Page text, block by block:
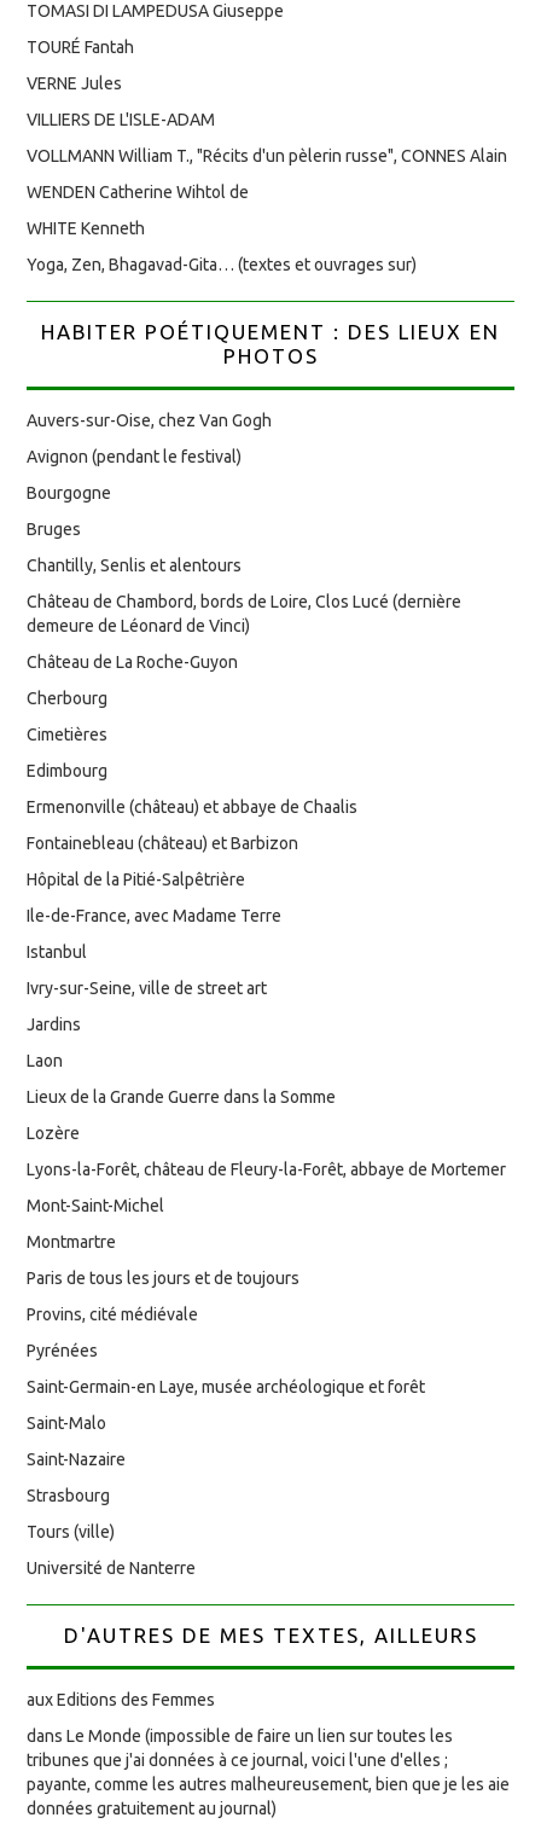
TOMASI DI LAMPEDUSA Giuseppe
TOURÉ Fantah
VERNE Jules
VILLIERS DE L'ISLE-ADAM
VOLLMANN William T., "Récits d'un pèlerin russe", CONNES Alain
WENDEN Catherine Wihtol de
WHITE Kenneth
Yoga, Zen, Bhagavad-Gita… (textes et ouvrages sur)
HABITER POÉTIQUEMENT : DES LIEUX EN
PHOTOS
Auvers-sur-Oise, chez Van Gogh
Avignon (pendant le festival)
Bourgogne
Bruges
Chantilly, Senlis et alentours
Château de Chambord, bords de Loire, Clos Lucé (dernière
demeure de Léonard de Vinci)
Château de La Roche-Guyon
Cherbourg
Cimetières
Edimbourg
Ermenonville (château) et abbaye de Chaalis
Fontainebleau (château) et Barbizon
Hôpital de la Pitié-Salpêtrière
Ile-de-France, avec Madame Terre
Istanbul
Ivry-sur-Seine, ville de street art
Jardins
Laon
Lieux de la Grande Guerre dans la Somme
Lozère
Lyons-la-Forêt, château de Fleury-la-Forêt, abbaye de Mortemer
Mont-Saint-Michel
Montmartre
Paris de tous les jours et de toujours
Provins, cité médiévale
Pyrénées
Saint-Germain-en Laye, musée archéologique et forêt
Saint-Malo
Saint-Nazaire
Strasbourg
Tours (ville)
Université de Nanterre
D'AUTRES DE MES TEXTES, AILLEURS
aux Editions des Femmes
dans Le Monde (impossible de faire un lien sur toutes les
tribunes que j'ai données à ce journal, voici l'une d'elles ;
payante, comme les autres malheureusement, bien que je les aie
données gratuitement au journal)